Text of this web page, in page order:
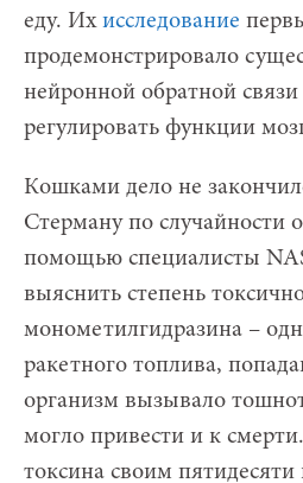
еду. Их исследование
продемонстрировало
нейронной обратной связи
регулировать функции
Кошками дело не
Стерману по случайности
помощью специалисты
выяснить степень
монометилгидразина –
ракетного топлива,
организм вызывало
могло привести и к
токсина своим